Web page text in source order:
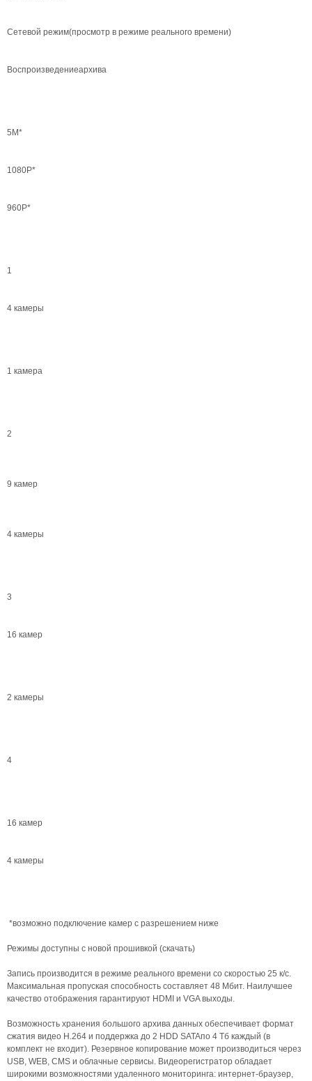
Сетевой режим(просмотр в режиме реального времени)
Воспроизведениеархива
5М*
1080Р*
960P*
1
4 камеры
1 камера
2
9 камер
4 камеры
3
16 камер
2 камеры
4
16 камер
4 камеры
*возможно подключение камер с разрешением ниже
Режимы доступны с новой прошивкой (скачать)
Запись производится в режиме реального времени со скоростью 25 к/с.
Максимальная пропуская способность составляет 48 Мбит. Наилучшее
качество отображения гарантируют HDMI и VGA выходы.
Возможность хранения большого архива данных обеспечивает формат
сжатия видео H.264 и поддержка до 2 HDD SATAпо 4 Тб каждый (в
комплект не входит). Резервное копирование может производиться через
USB, WEB, CMS и облачные сервисы. Видеорегистратор обладает
широкими возможностями удаленного мониторинга: интернет-браузер,